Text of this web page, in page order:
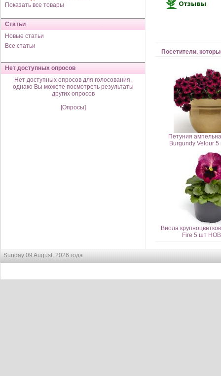
Показать все товары
Статьи
Новые статьи
Все статьи
Нет доступных опросов
Нет доступных опросов для голосования,
однако Вы можете посмотреть результаты
других опросов
[Опросы]
Посетители,
Петуния
Burgundy Velour
Виола
Fire 5 шт
Sunday 09 August, 2026 года